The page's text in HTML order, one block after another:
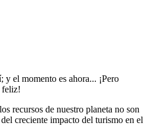
y el momento es ahora... ¡Pero
feliz!
recursos de nuestro planeta no son
creciente impacto del turismo en el